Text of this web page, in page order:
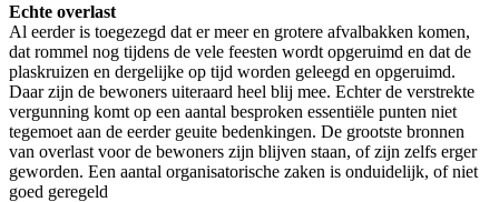
Echte overlast
Al eerder is toegezegd dat er meer en grotere afvalbakken komen,
dat rommel nog tijdens de vele feesten wordt opgeruimd en dat de
plaskruizen en dergelijke op tijd worden geleegd en opgeruimd.
Daar zijn de bewoners uiteraard heel blij mee. Echter de verstrekte
vergunning komt op een aantal besproken essentiële punten niet
tegemoet aan de eerder geuite bedenkingen. De grootste bronnen
van overlast voor de bewoners zijn blijven staan, of zijn zelfs erger
geworden. Een aantal organisatorische zaken is onduidelijk, of niet
goed geregeld